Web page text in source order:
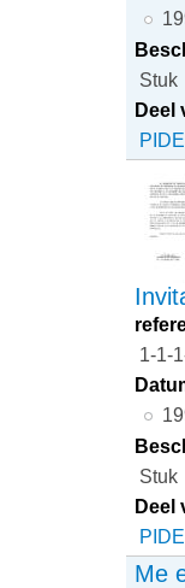
Stuk
Deel
1-1-
Stuk
Deel
Me